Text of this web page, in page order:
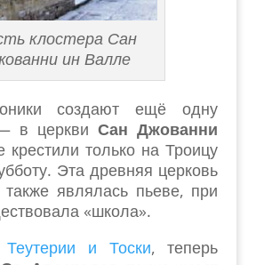
клостера Сан
ин Валле
создают ещё одну
в церквиСан Джованни
крестили только на Троицу
Эта древняя церковь
являлась пьеве, при
«школа».
и Тоски, теперь